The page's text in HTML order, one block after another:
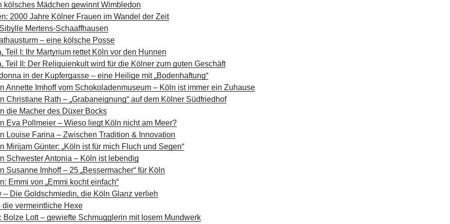
kölsches Mädchen gewinnt Wimbledon
2000 Jahre Kölner Frauen im Wandel der Zeit
Mertens-Schaaffhausen
– eine kölsche Posse
Teil I: Ihr Martyrium rettet Köln vor den Hunnen
Teil II: Der Reliquienkult wird für die Kölner zum guten Geschäft
in der Kupfergasse – eine Heilige mit „Bodenhaftung“
Annette Imhoff vom Schokoladenmuseum – Köln ist immer ein Zuhause
Christiane Rath – „Grabaneignung“ auf dem Kölner Südfriedhof
die Macher des Düxer Bocks
Eva Pollmeier – Wieso liegt Köln nicht am Meer?
Louise Farina – Zwischen Tradition & Innovation
Mirijam Günter: „Köln ist für mich Fluch und Segen“
Schwester Antonia – Köln ist lebendig
Susanne Imhoff – 25 „Bessermacher“ für Köln
Emmi von „Emmi kocht einfach“
– Die Goldschmiedin, die Köln Glanz verlieh
die vermeintliche Hexe
Bolze Lott – gewiefte Schmugglerin mit losem Mundwerk